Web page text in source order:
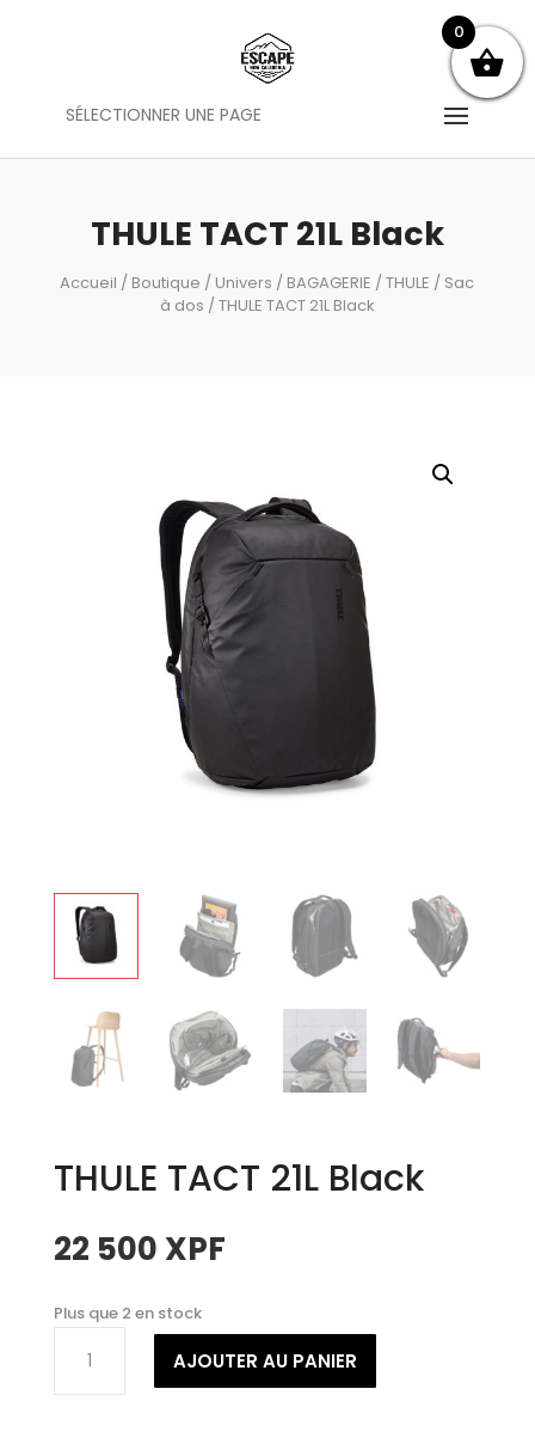
SÉLECTIONNER UNE PAGE
THULE TACT 21L Black
Accueil / Boutique / Univers / BAGAGERIE /THULE / Sac
à dos / THULE TACT 21L Black
THULE TACT 21L Black
22 500 XPF
Plus que 2 en stock
THULE
AJOUTER AU PANIER
0